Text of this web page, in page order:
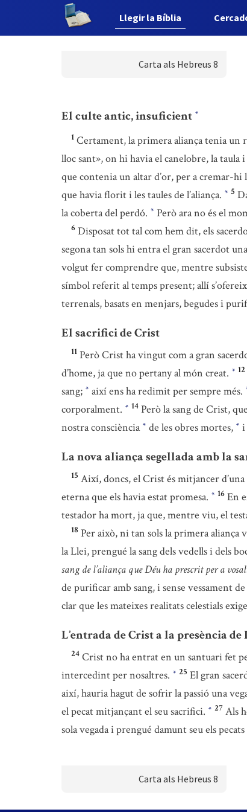
Llegir la Bíblia
Carta als Hebreus 8
El culte antic, insuficient *
1 Certament, la primera aliança tenia
lloc sant», on hi havia el canelobre, la taula i
que contenia un altar d’or, per a cremar-hi
que havia florit i les taules de l’aliança. * 5
la coberta del perdó. * Però ara no és el
6 Disposat tot tal com hem dit, els
segona tan sols hi entra el gran sacerdot
volgut fer comprendre que, mentre
símbol referit al temps present; allí
terrenals, basats en menjars, begudes i
El sacrifici de Crist
11 Però Crist ha vingut com a gran
d’home, ja que no pertany al món creat. * 12
sang; * així ens ha redimit per sempre més.
corporalment. * 14 Però la sang de Crist,
nostra consciència * de les obres mortes, * i
La nova aliança segellada amb la
15 Així, doncs, el Crist és mitjancer
eterna que els havia estat promesa. * 16 En
testador ha mort, ja que, mentre viu, el
18 Per això, ni tan sols la primera aliança
la Llei, prengué la sang dels vedells i dels
sang de l’aliança que Déu ha prescrit per a
de purificar amb sang, i sense vessament
clar que les mateixes realitats celestials
L’entrada de Crist a la presència de
24 Crist no ha entrat en un santuari fet
intercedint per nosaltres. * 25 El gran
així, hauria hagut de sofrir la passió una
el pecat mitjançant el seu sacrifici. * 27 Als
sola vegada i prengué damunt seu els
Carta als Hebreus 8